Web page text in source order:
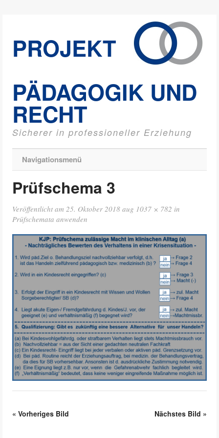
PROJEKT
PÄDAGOGIK UND
RECHT
Sicherer in professioneller Erziehung
Navigationsmenü
Prüfschema 3
Veröffentlicht am 25. Oktober 2018 aug 1037 × 782 in
Prüfschemata anwenden
« Vorheriges Bild Nächstes Bild »